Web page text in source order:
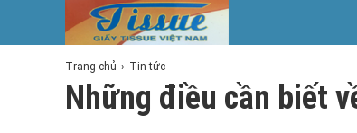
Trang chủ Tin tức
Những điều cần biết